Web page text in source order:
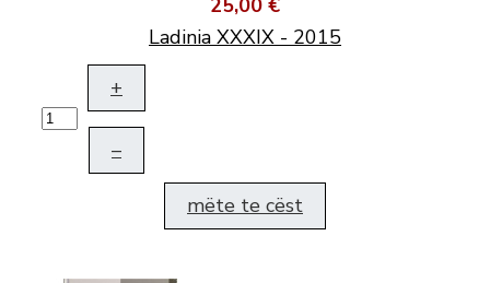
25,00 €
Ladinia XXXIX - 2015
+
–
mëte te cëst